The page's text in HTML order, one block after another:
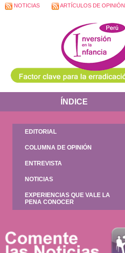
NOTICIAS ARTÍCULOS DE OPINIÓN
ÍNDICE
EDITORIAL
COLUMNA DE OPINIÓN
ENTREVISTA
NOTICIAS
EXPERIENCIAS QUE VALE LA
PENA CONOCER